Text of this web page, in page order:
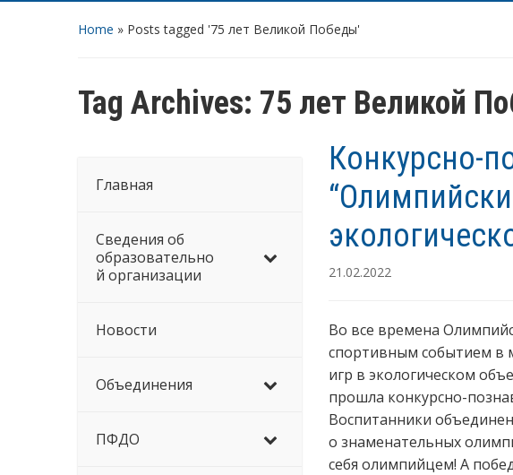
Home » Posts tagged '75 лет Великой Победы'
Tag Archives: 75 лет Великой
Главная
Сведения об
образовательно
й организации
Новости
Объединения
ПФДО
Конкурсно-
21.02.2022
Во все времена
спортивным событием в
игр в экологическом
прошла конкурсно-
Воспитанники
о знаменательных
себя олимпийцем! А